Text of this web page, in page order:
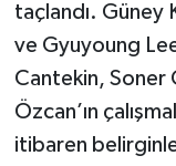
taçlandı. Güney
ve Gyuyoung
Cantekin, Soner
Özcan’ın
itibaren